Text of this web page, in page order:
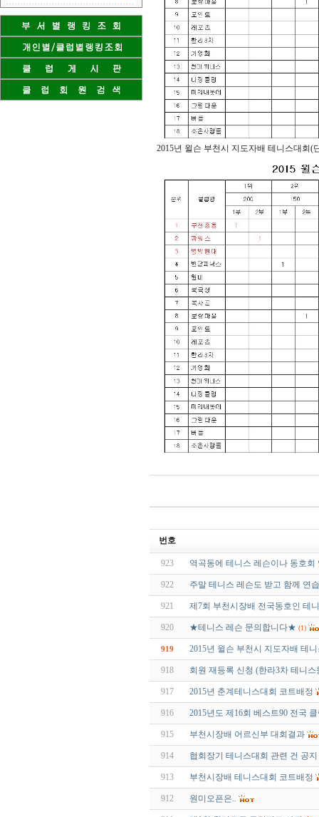
2015년 윌슨 부천시 지도자배 테니스대회(
번호
923 역곡동에 테니스 레슨이나 동호회
922 주말 테니스 레슨도 받고 함께 연
921 제7회 부천시장배 전국동호인 테
920 ★테니스 레슨 문의합니다★ (1)
919 2015년 윌슨 부천시 지도자배 테
918 회원 재등록 신청 (한라3차 테니스
917 2015년 춘계테니스대회 코트배정
916 2015년도 제16회 베스트90 전국
915 부천시장배 어르신부 대회결과
914 협회장기 테니스대회 관련 건 공지
913 부천시장배 테니스대회 코트배정
912 원미오픈은..